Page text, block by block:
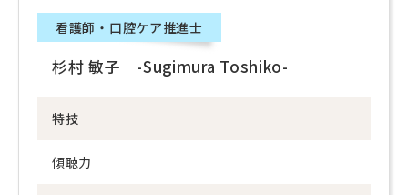
看護師・口腔ケア推進士
杉村 敏子 -Sugimura Toshiko-
特技
傾聴力